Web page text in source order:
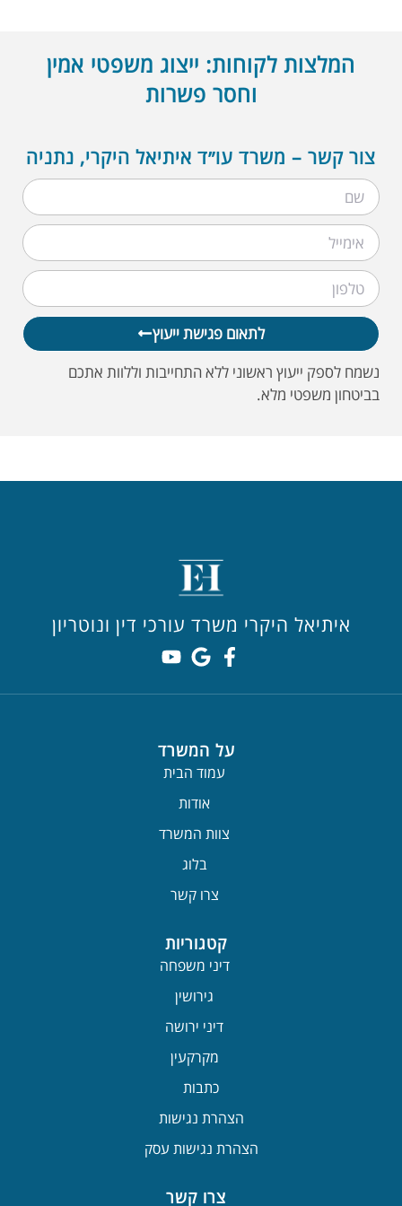
המלצות לקוחות: ייצוג משפטי אמין
וחסר פשרות
צור קשר – משרד עו״ד איתיאל היקרי, נתניה
לתאום פגישת ייעוץ
נשמח לספק ייעוץ ראשוני ללא התחייבות וללוות אתכם
בביטחון משפטי מלא.
איתיאל היקרי משרד עורכי דין ונוטריון
על המשרד
עמוד הבית
אודות
צוות המשרד
בלוג
צרו קשר
קטגוריות
דיני משפחה
גירושין
דיני ירושה
מקרקעין
כתבות
הצהרת נגישות
הצהרת נגישות עסק
צרו קשר